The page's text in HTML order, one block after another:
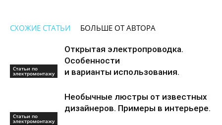
СХОЖИЕ СТАТЬИ БОЛЬШЕ ОТ АВТОРА
Статьи по
электромонтажу
Открытая электропроводка.
Особенности
и варианты использования.
Статьи по
электромонтажу
Необычные люстры от известных
дизайнеров. Примеры в интерьере.